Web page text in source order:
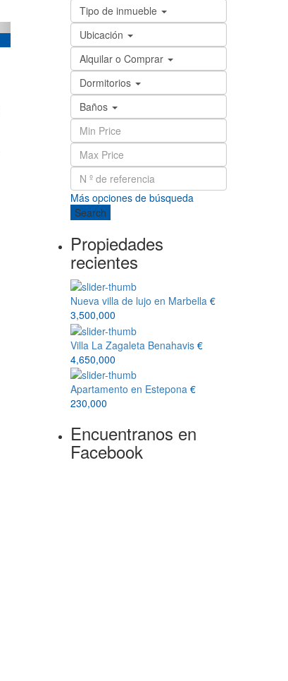
Tipo de inmueble
Ubicación
Alquilar o Comprar
Dormitorios
Baños
Más opciones de búsqueda
Search
Propiedades
recientes
Nueva villa de lujo en Marbella €
3,500,000
Villa La Zagaleta Benahavis €
4,650,000
Apartamento en Estepona €
230,000
Encuentranos en
Facebook